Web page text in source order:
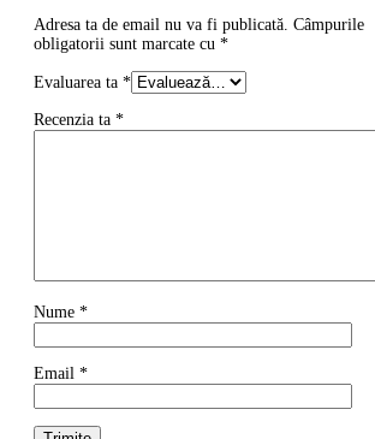
Adresa ta de email nu va fi publicată. Câmpurile
obligatorii sunt marcate cu *
Evaluarea ta *
Recenzia ta *
Nume *
Email *